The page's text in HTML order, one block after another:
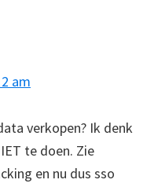
am
verkopen? Ik denk
te doen. Zie
en nu dus sso